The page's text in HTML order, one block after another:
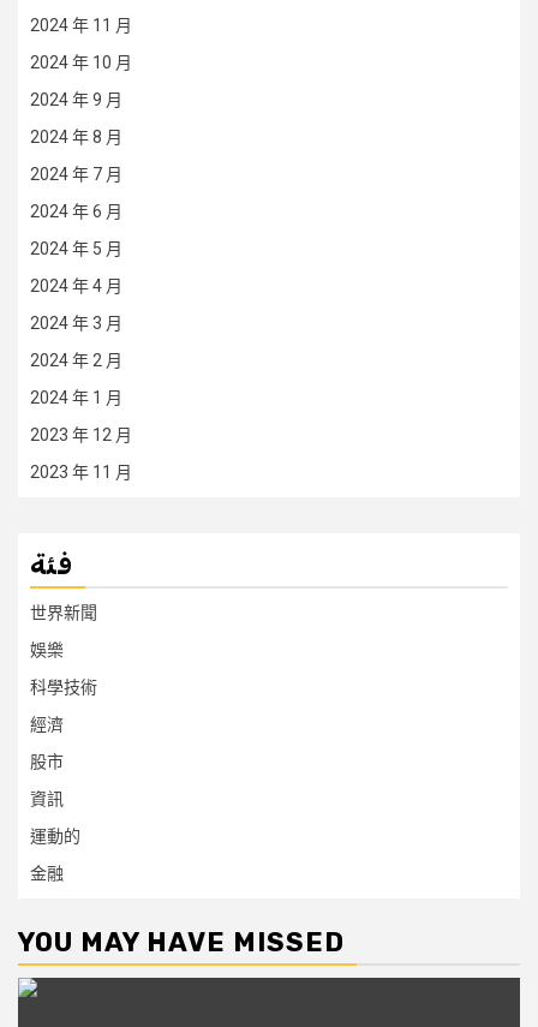
2024 年 11 月
2024 年 10 月
2024 年 9 月
2024 年 8 月
2024 年 7 月
2024 年 6 月
2024 年 5 月
2024 年 4 月
2024 年 3 月
2024 年 2 月
2024 年 1 月
2023 年 12 月
2023 年 11 月
فئة
世界新聞
娛樂
科學技術
經濟
股市
資訊
運動的
金融
YOU MAY HAVE MISSED